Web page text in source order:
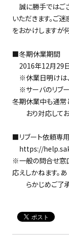
誠に勝手ではご
いただきます。ご迷
をおかけしますが
■冬期休業期間
2016年12月29日
※休業日明けは、
※サーバのリブー
冬期休業中も通常
おり対応してお
■リブート依頼専
https://
※一般の問合せ窓
応えしかねます。あ
らかじめご了承